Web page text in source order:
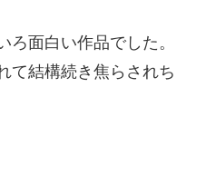
ろ面白い作品でした。
て結構続き焦らされち